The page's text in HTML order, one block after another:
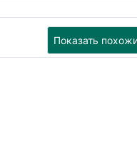
Показать